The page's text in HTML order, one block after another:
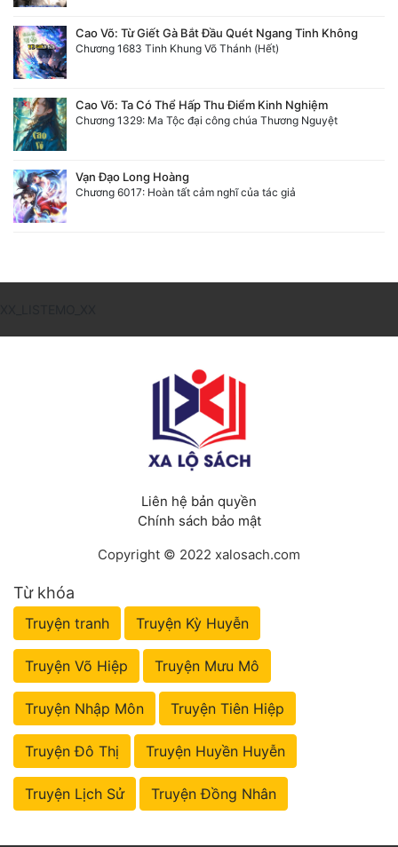
Cao Võ: Từ Giết Gà Bắt Đầu Quét Ngang Tinh Không
Chương 1683 Tinh Khung Võ Thánh (Hết)
Cao Võ: Ta Có Thể Hấp Thu Điểm Kinh Nghiệm
Chương 1329: Ma Tộc đại công chúa Thương Nguyệt
Vạn Đạo Long Hoàng
Chương 6017: Hoàn tất cảm nghĩ của tác giả
Liên hệ bản quyền
Chính sách bảo mật
Copyright © 2022 xalosach.com
Từ khóa
Truyện tranh Truyện Kỳ Huyễn
Truyện Võ Hiệp Truyện Mưu Mô
Truyện Nhập Môn Truyện Tiên Hiệp
Truyện Đô Thị Truyện Huyền Huyễn
Truyện Lịch Sử Truyện Đồng Nhân